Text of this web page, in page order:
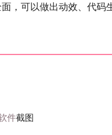
，可以做出动效、代码
件截图